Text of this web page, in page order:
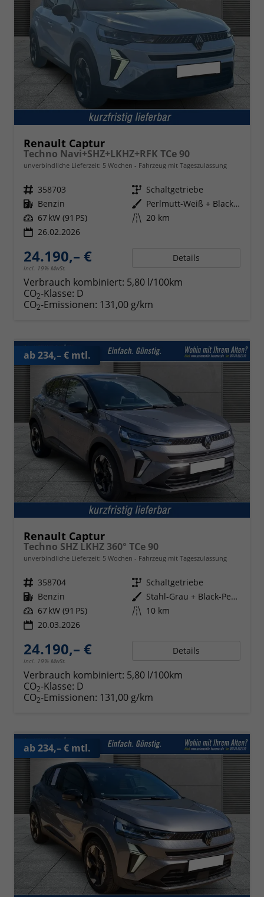
Renault Captur
Techno Navi+SHZ+LKHZ+RFK TCe 90
unverbindliche Lieferzeit: 5 Wochen Fahrzeug mit Tageszulassung
Fahrzeugnr. 358703 Getriebe Schaltgetriebe
Kraftstoff Benzin Außenfarbe
Perlmutt-Weiß + Black-Pearl-Sch
Leistung 67 kW (91 PS) Kilometerstand 20 km
26.02.2026
24.190,– €
incl. 19% MwSt.
Details
Verbrauch kombiniert: 5,80 l/100km
CO2-Klasse: D
CO2-Emissionen: 131,00 g/km
ab 234,– € mtl.
Renault Captur
Techno SHZ LKHZ 360° TCe 90
unverbindliche Lieferzeit: 5 Wochen Fahrzeug mit Tageszulassung
Fahrzeugnr. 358704 Getriebe Schaltgetriebe
Kraftstoff Benzin Außenfarbe
Stahl-Grau + Black-Pearl-Schwarz
Leistung 67 kW (91 PS) Kilometerstand 10 km
20.03.2026
24.190,– €
incl. 19% MwSt.
Details
Verbrauch kombiniert: 5,80 l/100km
CO2-Klasse: D
CO2-Emissionen: 131,00 g/km
ab 234,– € mtl.